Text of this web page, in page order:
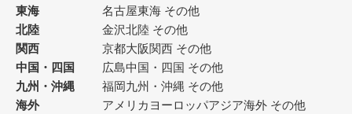
東海
名古屋東海 その他
北陸
金沢北陸 その他
関西
京都大阪関西 その他
中国・四国
広島中国・四国 その他
九州・沖縄
福岡九州・沖縄 その他
海外
アメリカ ヨーロッパアジア海外 その他